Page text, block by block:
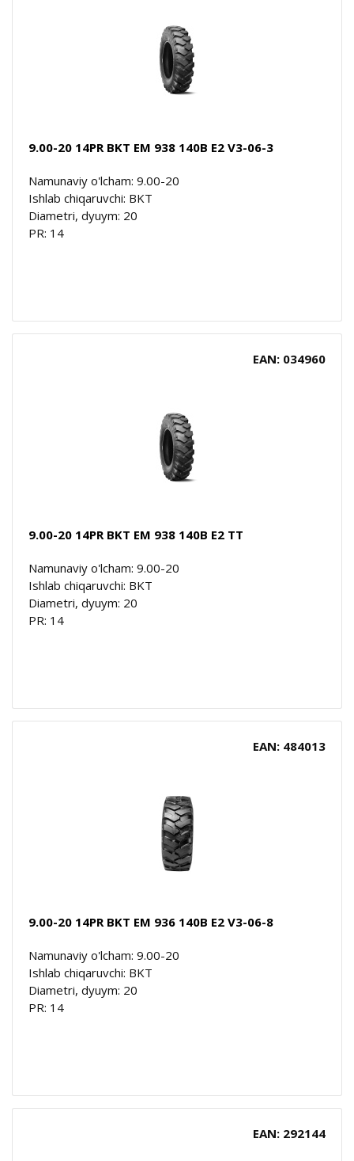
9.00-20 14PR BKT EM 938 140B E2 V3-06-3
Namunaviy o'lcham: 9.00-20
Ishlab chiqaruvchi: BKT
Diametri, dyuym: 20
PR: 14
EAN: 034960
9.00-20 14PR BKT EM 938 140B E2 TT
Namunaviy o'lcham: 9.00-20
Ishlab chiqaruvchi: BKT
Diametri, dyuym: 20
PR: 14
EAN: 484013
9.00-20 14PR BKT EM 936 140B E2 V3-06-8
Namunaviy o'lcham: 9.00-20
Ishlab chiqaruvchi: BKT
Diametri, dyuym: 20
PR: 14
EAN: 292144